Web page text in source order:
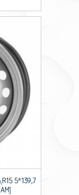
5*139,7